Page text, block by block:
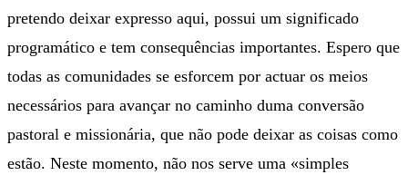
pretendo deixar expresso aqui, possui um significado
programático e tem consequências importantes. Espero que
todas as comunidades se esforcem por actuar os meios
necessários para avançar no caminho duma conversão
pastoral e missionária, que não pode deixar as coisas como
estão. Neste momento, não nos serve uma «simples